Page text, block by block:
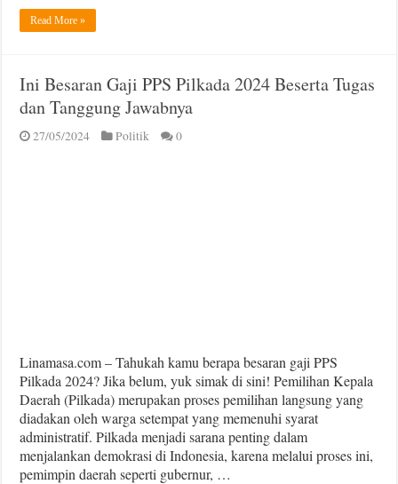
Read More »
Ini Besaran Gaji PPS Pilkada 2024 Beserta Tugas
dan Tanggung Jawabnya
27/05/2024 Politik 0
Linamasa.com – Tahukah kamu berapa besaran gaji PPS
Pilkada 2024? Jika belum, yuk simak di sini! Pemilihan Kepala
Daerah (Pilkada) merupakan proses pemilihan langsung yang
diadakan oleh warga setempat yang memenuhi syarat
administratif. Pilkada menjadi sarana penting dalam
menjalankan demokrasi di Indonesia, karena melalui proses ini,
pemimpin daerah seperti gubernur, …